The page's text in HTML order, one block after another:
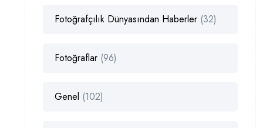
Fotoğrafçılık Dünyasından Haberler (32)
Fotoğraflar (96)
Genel (102)